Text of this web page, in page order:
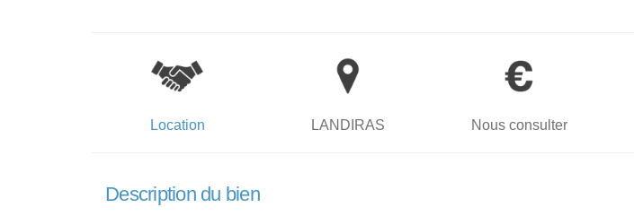
Location LANDIRAS Nous consulter
Description du bien